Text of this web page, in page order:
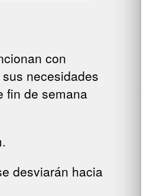
con
necesidades
fin de semana
desviarán hacia